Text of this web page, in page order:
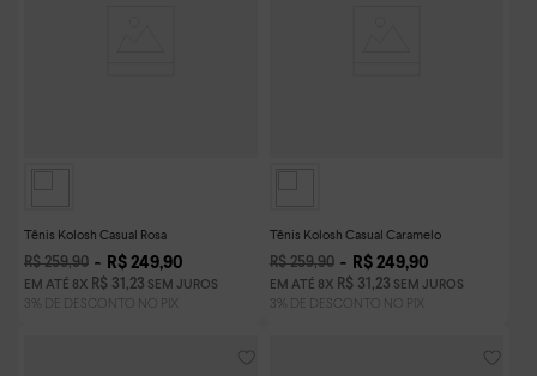
Tênis Kolosh Casual Rosa
R$ 259,90 R$ 249,90
EM ATÉ 8 X R$ 31 ,23 SEM JUROS
Tênis Kolosh Casual Caramelo
R$ 259,90 R$ 249,90
EM ATÉ 8 X R$ 31 ,23 SEM JUROS